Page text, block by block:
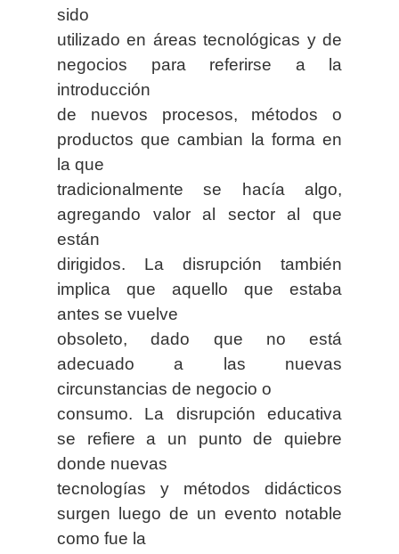
sido
utilizado en áreas tecnológicas y de
negocios para referirse a la
introducción
de nuevos procesos, métodos o
productos que cambian la forma en
la que
tradicionalmente se hacía algo,
agregando valor al sector al que
están
dirigidos. La disrupción también
implica que aquello que estaba
antes se vuelve
obsoleto, dado que no está
adecuado a las nuevas
circunstancias de negocio o
consumo. La disrupción educativa
se refiere a un punto de quiebre
donde nuevas
tecnologías y métodos didácticos
surgen luego de un evento notable
como fue la